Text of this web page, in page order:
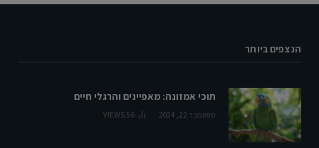
הנצפים ביותר
תוכי אמזונה: מאפיינים והרגלי חיים
ספטמבר 22, 2024 56
VIEWS